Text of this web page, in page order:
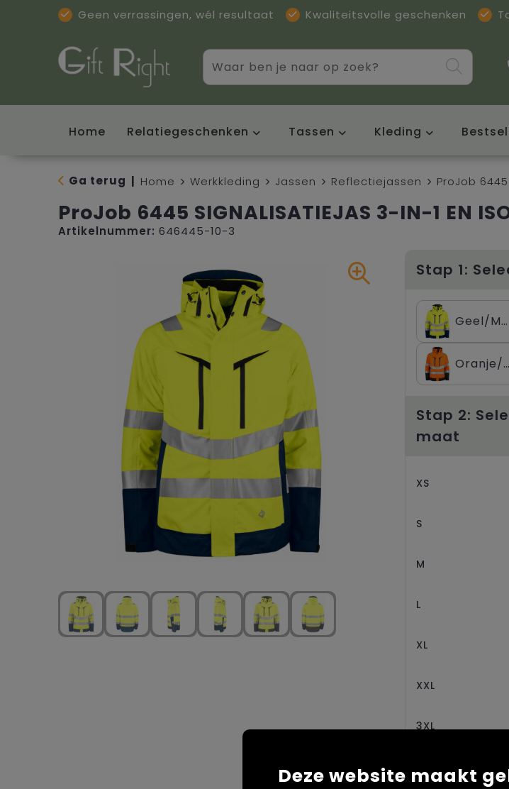
Geen verrassingen, wél resultaat Kwaliteitsvolle geschenken
Home Relatiegeschenken Tassen Kleding
Ga terug Home Werkkleding Jassen Reflectiejassen ProJob 6445
ProJob 6445 SIGNALISATIEJAS 3-IN-1 EN
Artikelnummer: 646445-10-3
Stap 1:
Geel/Marine
Oranje/Zwart
Stap 2:
maat
XS
S
M
L
XL
XXL
3XL
Deze website maakt